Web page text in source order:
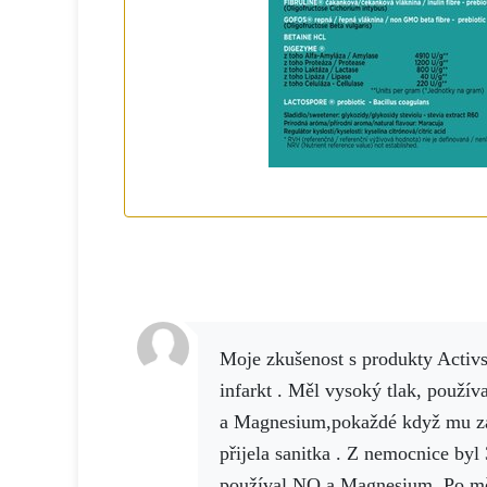
Moje zkušenost s produkty Activstar.Přítel dostal 6.1.2025
infarkt . Měl vysoký tlak,
a Magnesium,pokaždé když mu
přijela sanitka . Z nemocnice byl